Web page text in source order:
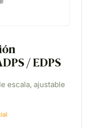
/ EDPS
escala, ajustable